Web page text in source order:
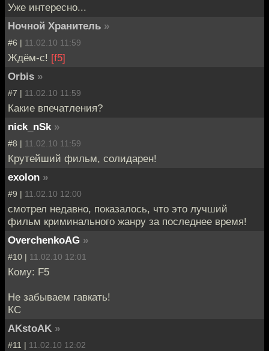
Уже интересно...
Ночной Хранитель »
#6 | 11.02.10 11:59
Ждём-с! [f5]
Orbis »
#7 | 11.02.10 11:59
Какие впечатления?
nick_nSk »
#8 | 11.02.10 11:59
Крутейший фильм, солидарен!
exolon »
#9 | 11.02.10 12:00
смотрел недавно, показалось, что это лучший
фильм криминального жанру за последнее время!
OverchenkoAG »
#10 | 11.02.10 12:01
Кому: F5
Не забываем гавкать!
КС
AKstoAK »
#11 | 11.02.10 12:02